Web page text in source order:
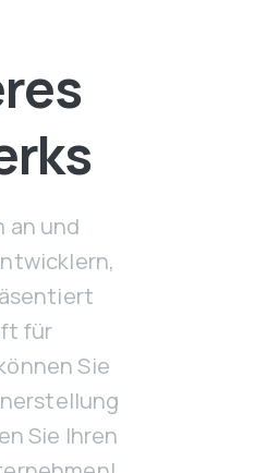
an und
für
Sie
Sie Ihren